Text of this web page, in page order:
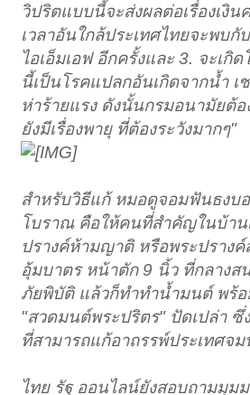
วิปริตแบบนี้จะส่งผลต่อเรื่องเงิน
เวลาอันใกล้ประเทศไทยจะพบ
ไอเอ็มเอฟ อีกครั้งและ 3. จะเกิ
นี้เป็นโรคแปลกอันเกิดจากน้ำ เ
ห่าร้ายแรง ดังนั้นกรมอนามัยต้อ
ยังมีเรื่องพายุ ที่ต้องระวังมากๆ"
สำหรับวิธีแก้ หมอดูจอมฟันธงบ
โบราณ คือให้คนที่สำคัญในบ้าน
ปรางค์ห้ามญาติ หรือพระปราง
อุ้มบาตร หน้าตัก 9 นิ้ว ที่กลางส
ภัยพิบัติ แล้วก็ทำทำน้ำมนต์ พร้
"สวดมนต์พระปริตร" ปัดเปล่า ซึ่
ที่สามารถแก้อาถรรพ์ประเทศจ
ไทย รัฐ ออนไลน์ยังสอบถามมุม